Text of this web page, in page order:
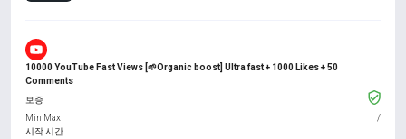
10000 YouTube Fast Views [🌱Organic boost] Ultra fast + 1000 Likes + 50
Comments
보증
Min Max
/
시작 시간